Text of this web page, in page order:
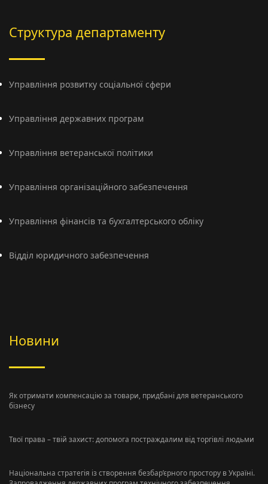
Структура департаменту
Управління розвитку соціальної сфери
Управління державних програм
Управління ветеранської політики
Управління організаційного забезпечення
Управління фінансів та бухгалтерського обліку
Відділ юридичного забезпечення
Новини
Як отримати компенсацію за товари, придбані для ветеранського
бізнесу
Твої права – твій захист: допомога постраждалим від торгівлі людьми
Національна стратегія із створення безбар’єрного простору в Україні.